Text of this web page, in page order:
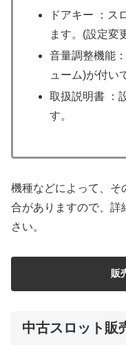
ドアキー ：ス
ます。(設定変
音量調整機能
ューム)が付い
取扱説明書 ：
す。
機種などによって、そ
合がありますので、詳
さい。
販
中古スロット販